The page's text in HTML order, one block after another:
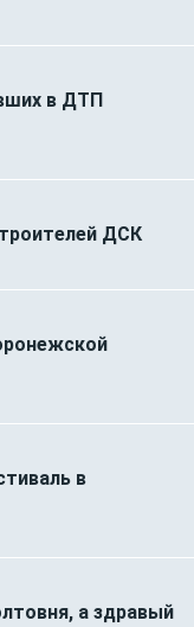
в ДТП
ДСК
в
а здравый